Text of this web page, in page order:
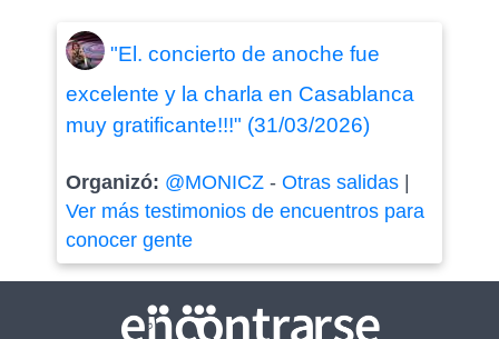
"El. concierto de anoche fue
excelente y la charla en Casablanca
muy gratificante!!!" (31/03/2026)
Organizó: @MONICZ- Otras salidas|
Ver más testimonios de encuentros para
conocer gente